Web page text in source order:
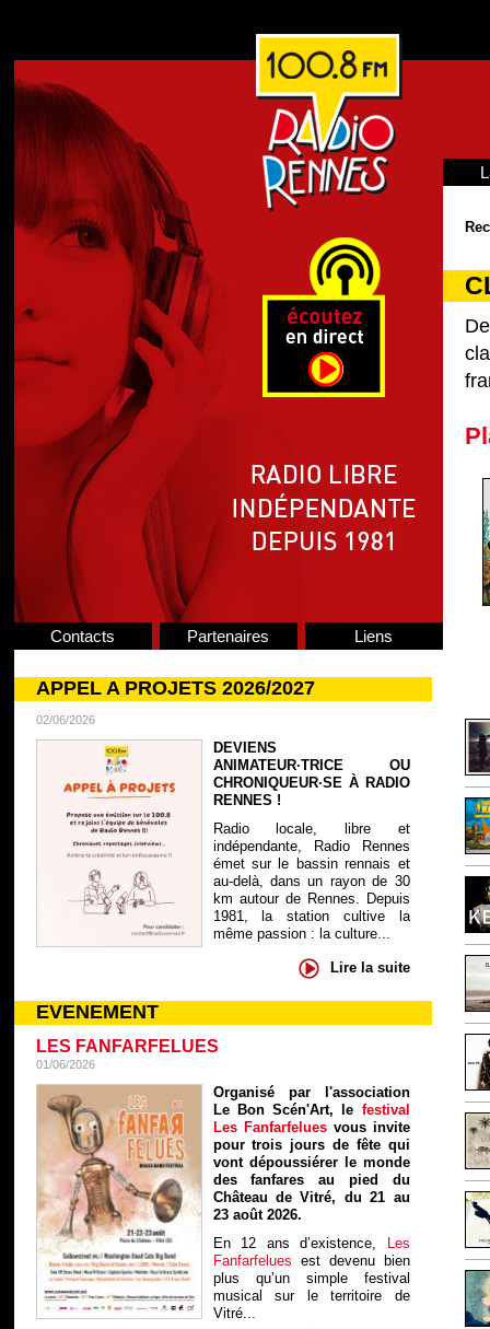
Contacts Partenaires Liens
APPEL A PROJETS 2026/2027
02/06/2026
DEVIENS
ANIMATEUR·TRICE OU
CHRONIQUEUR·SE À RADIO
RENNES !
Radio locale, libre et
indépendante, Radio Rennes
émet sur le bassin rennais et
au-delà, dans un rayon de 30
km autour de Rennes. Depuis
1981, la station cultive la
même passion : la culture...
Lire la suite
EVENEMENT
LES FANFARFELUES
01/06/2026
Organisé par l'association
Le Bon Scén'Art, le festival
Les Fanfarfelues vous invite
pour trois jours de fête qui
vont dépoussiérer le monde
des fanfares au pied du
Château de Vitré, du 21 au
23 août 2026.
En 12 ans d’existence, Les
Fanfarfelues est devenu bien
plus qu’un simple festival
musical sur le territoire de
Vitré...